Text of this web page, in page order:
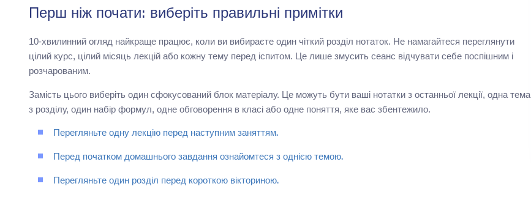
Перш ніж почати: виберіть правильні примітки
10-хвилинний огляд найкраще працює, коли ви вибираєте один чіткий розділ нотаток. Не намагайтеся переглянути
цілий курс, цілий місяць лекцій або кожну тему перед іспитом. Це лише змусить сеанс відчувати себе поспішним і
розчарованим.
Замість цього виберіть один сфокусований блок матеріалу. Це можуть бути ваші нотатки з останньої лекції, одна тема
з розділу, один набір формул, одне обговорення в класі або одне поняття, яке вас збентежило.
Перегляньте одну лекцію перед наступним заняттям.
Перед початком домашнього завдання ознайомтеся з однією темою.
Перегляньте один розділ перед короткою вікториною.